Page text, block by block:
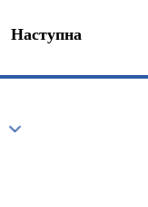
Наступна